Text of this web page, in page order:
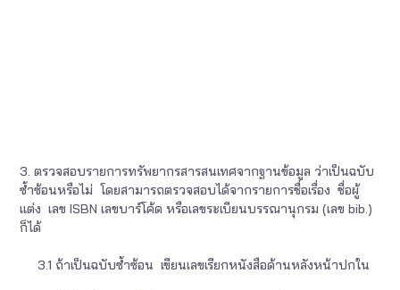
3. ตรวจสอบรายการทรัพยากรสารสนเทศจากฐานข้อมูล ว่าเป็นฉบับ
ซ้ำซ้อนหรือไม่ โดยสามารถตรวจสอบได้จากรายการชื่อเรื่อง ชื่อผู้
แต่ง เลข ISBN เลขบาร์โค้ด หรือเลขระเบียนบรรณานุกรม (เลข bib.)
ก็ได้
3.1 ถ้าเป็นฉบับซ้ำซ้อน เขียนเลขเรียกหนังสือด้านหลังหน้าปกใน